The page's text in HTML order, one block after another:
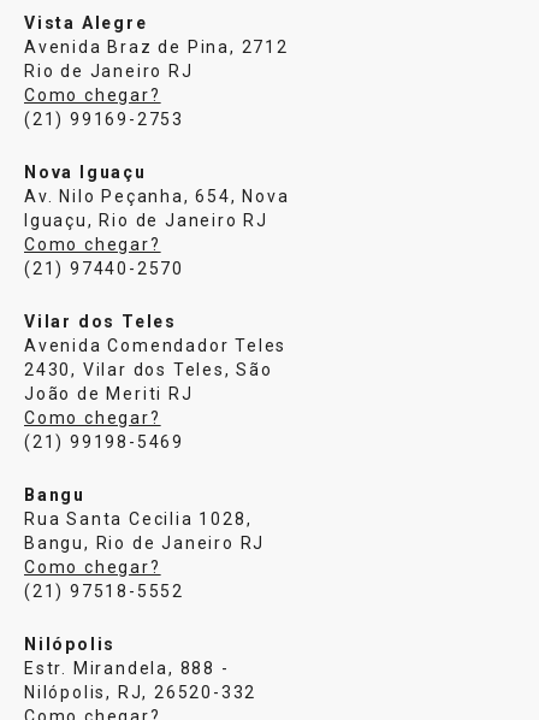
Vista Alegre
Avenida Braz de Pina, 2712
Rio de Janeiro RJ
Como chegar?
(21) 99169-2753
Nova Iguaçu
Av. Nilo Peçanha, 654, Nova
Iguaçu, Rio de Janeiro RJ
Como chegar?
(21) 97440-2570
Vilar dos Teles
Avenida Comendador Teles
2430, Vilar dos Teles, São
João de Meriti RJ
Como chegar?
(21) 99198-5469
Bangu
Rua Santa Cecilia 1028,
Bangu, Rio de Janeiro RJ
Como chegar?
(21) 97518-5552
Nilópolis
Estr. Mirandela, 888 -
Nilópolis, RJ, 26520-332
Como chegar?